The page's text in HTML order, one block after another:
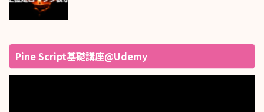
Pine Script基礎講座@Udemy